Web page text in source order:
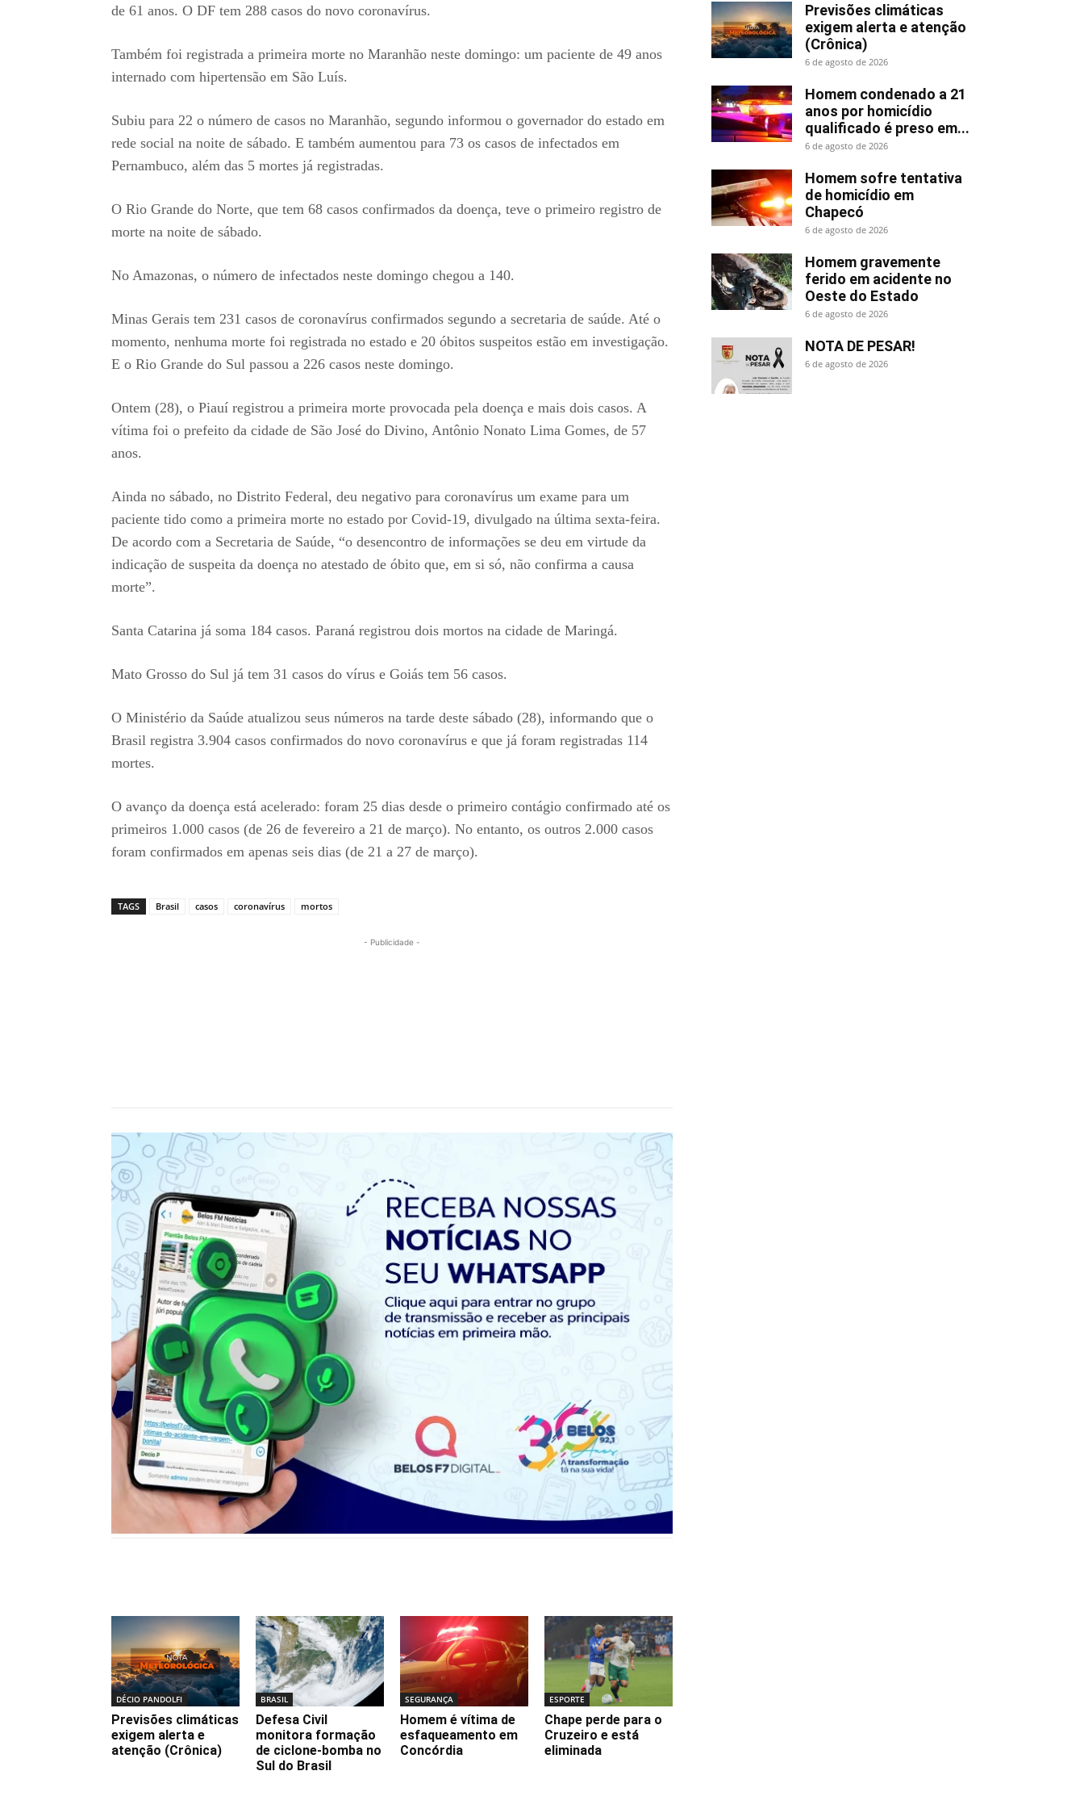
de 61 anos. O DF tem 288 casos do novo coronavírus.
Também foi registrada a primeira morte no Maranhão neste domingo: um paciente de 49 anos
internado com hipertensão em São Luís.
Subiu para 22 o número de casos no Maranhão, segundo informou o governador do estado em
rede social na noite de sábado. E também aumentou para 73 os casos de infectados em
Pernambuco, além das 5 mortes já registradas.
O Rio Grande do Norte, que tem 68 casos confirmados da doença, teve o primeiro registro de
morte na noite de sábado.
No Amazonas, o número de infectados neste domingo chegou a 140.
Minas Gerais tem 231 casos de coronavírus confirmados segundo a secretaria de saúde. Até o
momento, nenhuma morte foi registrada no estado e 20 óbitos suspeitos estão em investigação.
E o Rio Grande do Sul passou a 226 casos neste domingo.
Ontem (28), o Piauí registrou a primeira morte provocada pela doença e mais dois casos. A
vítima foi o prefeito da cidade de São José do Divino, Antônio Nonato Lima Gomes, de 57
anos.
Ainda no sábado, no Distrito Federal, deu negativo para coronavírus um exame para um
paciente tido como a primeira morte no estado por Covid-19, divulgado na última sexta-feira.
De acordo com a Secretaria de Saúde, “o desencontro de informações se deu em virtude da
indicação de suspeita da doença no atestado de óbito que, em si só, não confirma a causa
morte”.
Santa Catarina já soma 184 casos. Paraná registrou dois mortos na cidade de Maringá.
Mato Grosso do Sul já tem 31 casos do vírus e Goiás tem 56 casos.
O Ministério da Saúde atualizou seus números na tarde deste sábado (28), informando que o
Brasil registra 3.904 casos confirmados do novo coronavírus e que já foram registradas 114
mortes.
O avanço da doença está acelerado: foram 25 dias desde o primeiro contágio confirmado até os
primeiros 1.000 casos (de 26 de fevereiro a 21 de março). No entanto, os outros 2.000 casos
foram confirmados em apenas seis dias (de 21 a 27 de março).
TAGS Brasil casos coronavírus mortos
- Publicidade -
DÉCIO PANDOLFI
Previsões climáticas
exigem alerta e
atenção (Crônica)
BRASIL
Defesa Civil
monitora formação
de ciclone-bomba no
Sul do Brasil
SEGURANÇA
Homem é vítima de
esfaqueamento em
Concórdia
ESPORTE
Chape perde para o
Cruzeiro e está
eliminada
Previsões climáticas
exigem alerta e atenção
(Crônica)
6 de agosto de 2026
Homem condenado a 21
anos por homicídio
qualificado é preso em...
6 de agosto de 2026
Homem sofre tentativa
de homicídio em
Chapecó
6 de agosto de 2026
Homem gravemente
ferido em acidente no
Oeste do Estado
6 de agosto de 2026
NOTA DE PESAR!
6 de agosto de 2026